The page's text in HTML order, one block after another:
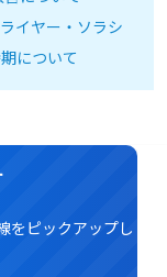
イヤー・ソラシ
について
をピックアップし